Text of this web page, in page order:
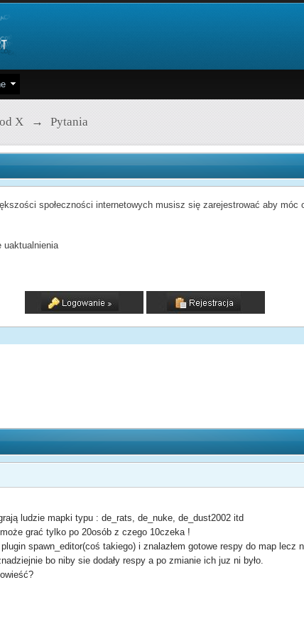
X → Pytania
społeczności internetowych musisz się zarejestrować aby
uaktualnienia
ludzie mapki typu : de_rats, de_nuke, de_dust2002 itd
grać tylko po 20osób z czego 10czeka !
spawn_editor(coś takiego) i znalazłem gotowe respy do map
bo niby sie dodały respy a po zmianie ich juz ni było.